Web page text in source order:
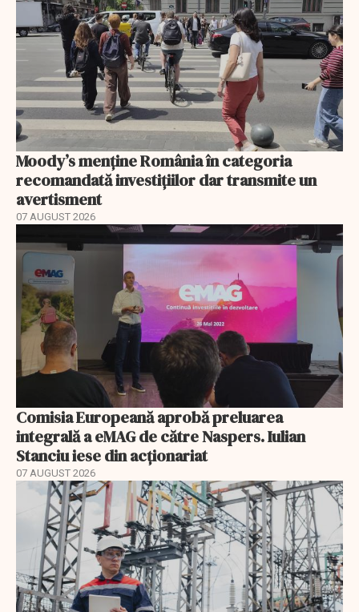
Moody’s menține România în categoria
recomandată investițiilor dar transmite un
avertisment
07 AUGUST 2026
Comisia Europeană aprobă preluarea
integrală a eMAG de către Naspers. Iulian
Stanciu iese din acționariat
07 AUGUST 2026